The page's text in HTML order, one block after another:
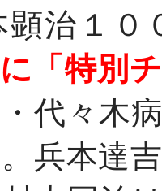
顕治１０
「特別
代々木
兵本達